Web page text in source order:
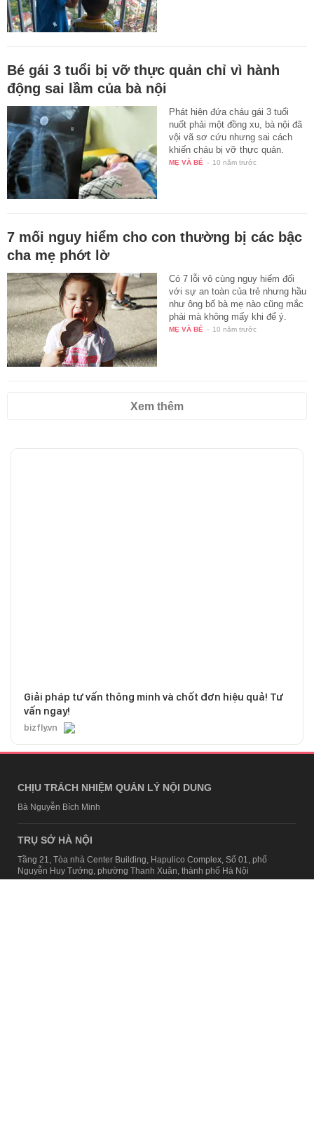
Bé gái 3 tuổi bị vỡ thực quản chỉ vì hành
động sai lầm của bà nội
Phát hiện đứa cháu gái 3 tuổi
nuốt phải một đồng xu, bà nội đã
vội vã sơ cứu nhưng sai cách
khiến cháu bị vỡ thực quản.
MẸ VÀ BÉ - 10 năm trước
7 mối nguy hiểm cho con thường bị các bậc
cha mẹ phớt lờ
Có 7 lỗi vô cùng nguy hiểm đối
với sự an toàn của trẻ nhưng hầu
như ông bố bà mẹ nào cũng mắc
phải mà không mấy khi để ý.
MẸ VÀ BÉ - 10 năm trước
Xem thêm
Giải pháp tư vấn thông minh và chốt đơn hiệu quả! Tư
vấn ngay!
bizfly.vn
CHỊU TRÁCH NHIỆM QUẢN LÝ NỘI DUNG
Bà Nguyễn Bích Minh
TRỤ SỞ HÀ NỘI
Tầng 21, Tòa nhà Center Building, Hapulico Complex, Số 01, phố
Nguyễn Huy Tưởng, phường Thanh Xuân, thành phố Hà Nội